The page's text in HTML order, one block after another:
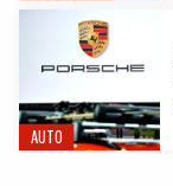
AUTO